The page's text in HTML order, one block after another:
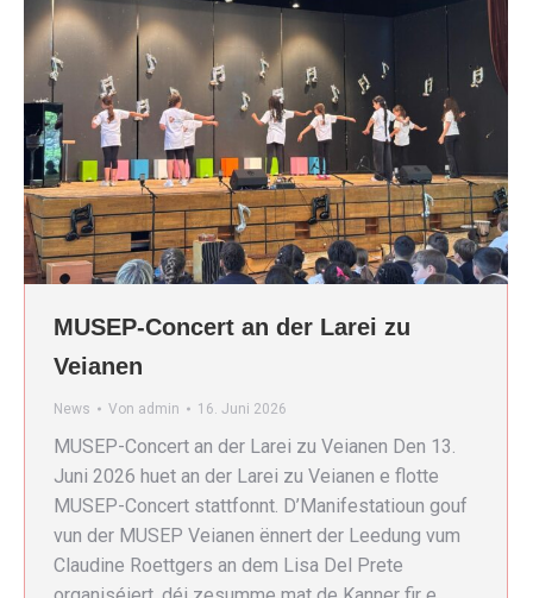
MUSEP-Concert an der Larei zu
Veianen
News Von admin 16. Juni 2026
MUSEP-Concert an der Larei zu Veianen Den 13.
Juni 2026 huet an der Larei zu Veianen e flotte
MUSEP-Concert stattfonnt. D’Manifestatioun gouf
vun der MUSEP Veianen ënnert der Leedung vum
Claudine Roettgers an dem Lisa Del Prete